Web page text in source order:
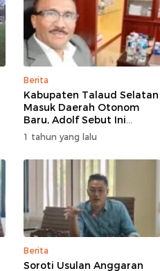
Berita
Kabupaten Talaud Selatan
Masuk Daerah Otonom
Baru, Adolf Sebut Ini
Berkat Dukungan Dari
Berbagai Elemen
1 tahun yang lalu
Berita
Soroti Usulan Anggaran